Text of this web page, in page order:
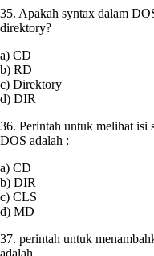
35. Apakah syntax dalam
direktory?
a) CD
b) RD
c) Direktory
d) DIR
36. Perintah untuk melihat isi
DOS adalah :
a) CD
b) DIR
c) CLS
d) MD
37. perintah untuk
adalah